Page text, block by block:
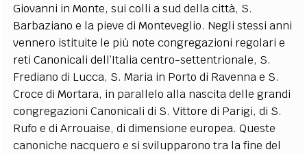
Giovanni in Monte, sui colli a sud della città, S.
Barbaziano e la pieve di Monteveglio. Negli stessi anni
vennero istituite le più note congregazioni regolari e
reti Canonicali dell’Italia centro-settentrionale, S.
Frediano di Lucca, S. Maria in Porto di Ravenna e S.
Croce di Mortara, in parallelo alla nascita delle grandi
congregazioni Canonicali di S. Vittore di Parigi, di S.
Rufo e diArrouaise, di dimensione europea. Queste
canoniche nacquero e si svilupparono tra la fine del